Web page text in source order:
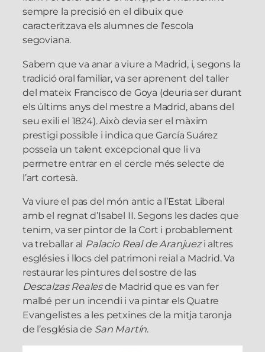
sempre la precisió en el dibuix que
caracteritzava els alumnes de l’escola
segoviana.
Sabem que va anar a viure a Madrid, i, segons la
tradició oral familiar, va ser aprenent del taller
del mateix Francisco de Goya (deuria ser durant
els últims anys del mestre a Madrid, abans del
seu exili el 1824). Això devia ser el màxim
prestigi possible i indica que García Suárez
posseïa un talent excepcional que li va
permetre entrar en el cercle més selecte de
l’art cortesà.
Va viure el pas del món antic a l’Estat Liberal
amb el regnat d’Isabel II. Segons les dades que
tenim, va ser pintor de la Cort i probablement
va treballar al Palacio Real de Aranjuezi altres
esglésies i llocs del patrimoni reial a Madrid. Va
restaurar les pintures del sostre de las
Descalzas Realesde Madrid que es van fer
malbé per un incendi i va pintar els Quatre
Evangelistes a les petxines de la mitja taronja
de l’església de San Martín.